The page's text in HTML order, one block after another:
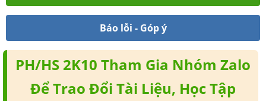
Báo lỗi - Góp ý
PH/HS 2K10 Tham Gia Nhóm Zalo
Để Trao Đổi Tài Liệu, Học Tập